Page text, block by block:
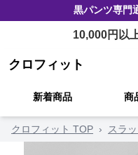
黒パンツ専門
10,000円以
クロフィット
新着商品 商
クロフィット TOP › スラ